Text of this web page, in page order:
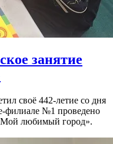
занятие
своё 442-летие со дня
филиале №1 проведено
«Мой любимый город».